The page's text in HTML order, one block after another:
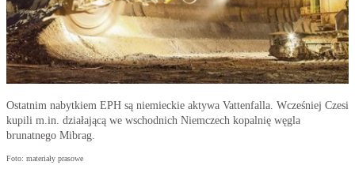
Ostatnim nabytkiem EPH są niemieckie aktywa Vattenfalla. Wcześniej Czesi
kupili m.in. działającą we wschodnich Niemczech kopalnię węgla
brunatnego Mibrag.
Foto: materiały prasowe